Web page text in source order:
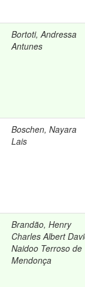
Bortoti, Andressa
Antunes
Boschen, Nayara
Lais
Brandão, Henry
Charles Albert
Naidoo Terroso de
Mendonça